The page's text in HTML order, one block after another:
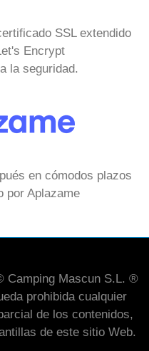
SSL extendido
Encrypt
la seguridad.
en cómodos plazos
por Aplazame
Camping Mascun S.L. ®
prohibida cualquier
de los contenidos,
de este sitio Web.